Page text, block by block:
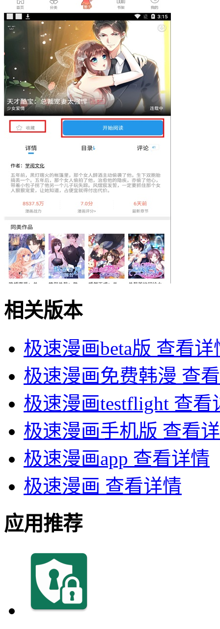
相关版本
极速漫画beta版 查看详
极速漫画免费韩漫 查
极速漫画testflight 查看
极速漫画手机版 查看
极速漫画app 查看详情
极速漫画 查看详情
应用推荐